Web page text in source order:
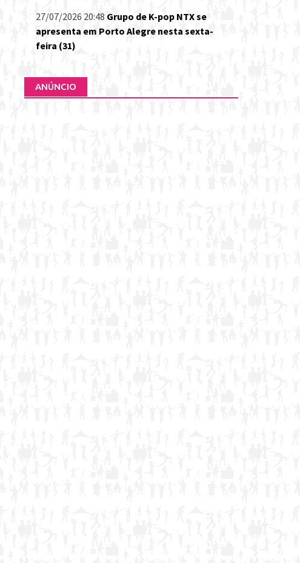
27/07/2026 20:48 Grupo de K-pop NTX se
apresenta em Porto Alegre nesta sexta-
feira (31)
ANÚNCIO